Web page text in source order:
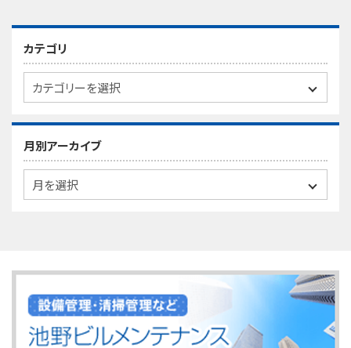
カテゴリ
月別アーカイブ